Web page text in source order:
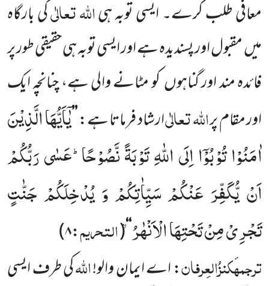
معافی طلبکرے۔ ایسی توبہ ہیاللہتعالٰیکی بارگاہ
میںمقبولاور پسندیدہ ہے اور ایسی توبہ ہی حقیقی طور پر
فائدہ مند اور گناہوںکومٹانے والی ہے، چنانچہ ایک
اور مقام پراللہتعالٰیارشاد فرماتا ہے:’’یٰۤاَیُّهَا الَّذِیْنَ
اٰمَنُوْا تُوْبُوْۤا اِلَى اللّٰهِ تَوْبَةً نَّصُوْحًاؕ-عَسٰى رَبُّكُمْ
اَنْ یُّكَفِّرَ عَنْكُمْ سَیِّاٰتِكُمْ وَ یُدْخِلَكُمْ جَنّٰتٍ
تَجْرِیْ مِنْ تَحْتِهَا الْاَنْهٰرُۙ‘‘
(التحریم:۸)
ترجمہکنزُالعِرفان: اے ایمان والو!اللہکی طرف ایسی